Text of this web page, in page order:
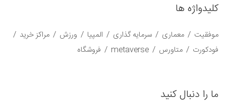
کلیدواژه ها
موفقیت معماری سرمایه گذاری المپیا ورزش
مراکز خرید
فودکورت
متاورس metaverse فروشگاه
ما را دنبال کنید